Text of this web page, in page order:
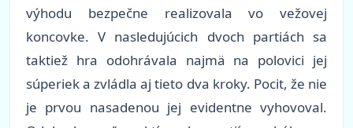
výhodu bezpečne realizovala vo vežovej
koncovke. V nasledujúcich dvoch partiách sa
taktiež hra odohrávala najmä na polovici jej
súperiek a zvládla aj tieto dva kroky. Pocit, že nie
je prvou nasadenou jej evidentne vyhovoval.